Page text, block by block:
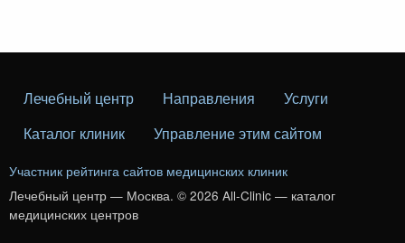
Лечебный центр Направления
Услуги
Каталог клиник
Управление этим сайтом
Участник рейтинга сайтов медицинских клиник
Лечебный центр — Москва. © 2026 All-Clinic — каталог
медицинских центров